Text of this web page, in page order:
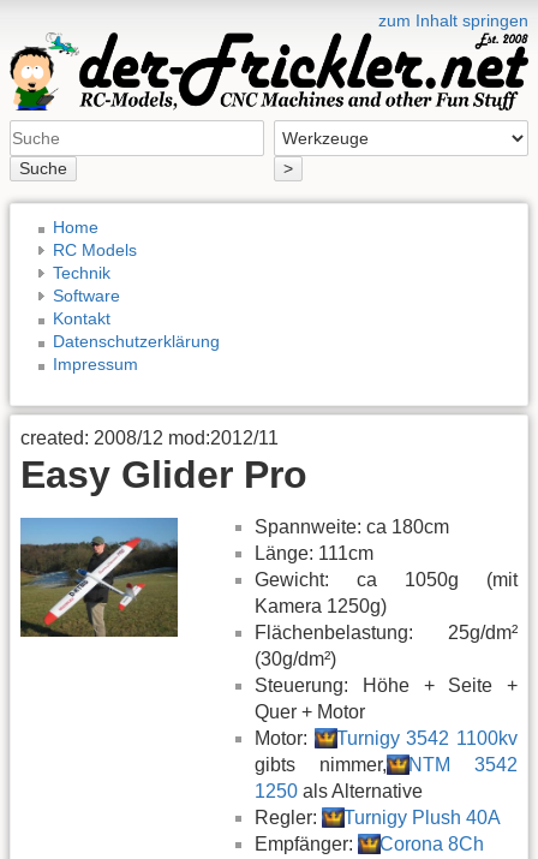
zum Inhalt springen
Suche >
Home
RC Models
Technik
Software
Kontakt
Datenschutzerklärung
Impressum
created: 2008/12 mod:2012/11
Easy Glider Pro
Spannweite: ca 180cm
Länge: 111cm
Gewicht: ca 1050g (mit
Kamera 1250g)
Flächenbelastung: 25g/dm²
(30g/dm²)
Steuerung: Höhe + Seite +
Quer + Motor
Motor:
Turnigy 3542 1100kv
gibts nimmer,
NTM 3542
1250 als Alternative
Regler:
Turnigy Plush 40A
Empfänger:
Corona 8Ch